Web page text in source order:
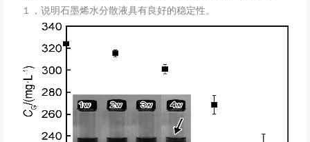
１，说明石墨烯水分散液具有良好的稳定性。